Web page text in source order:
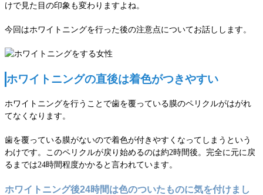
けで見た目の印象も変わりますよね。
今回はホワイトニングを行った後の注意点についてお話しします。
ホワイトニングの直後は着色がつきやすい
ホワイトニングを行うことで歯を覆っている膜のペリクルがはがれ
てなくなります。
歯を覆っている膜がないので着色が付きやすくなってしまうという
わけです。このペリクルが戻り始めるのは約2時間後。完全に元に戻
るまでは24時間程度かかると言われています。
ホワイトニング後24時間は色のついたものに気を付けまし